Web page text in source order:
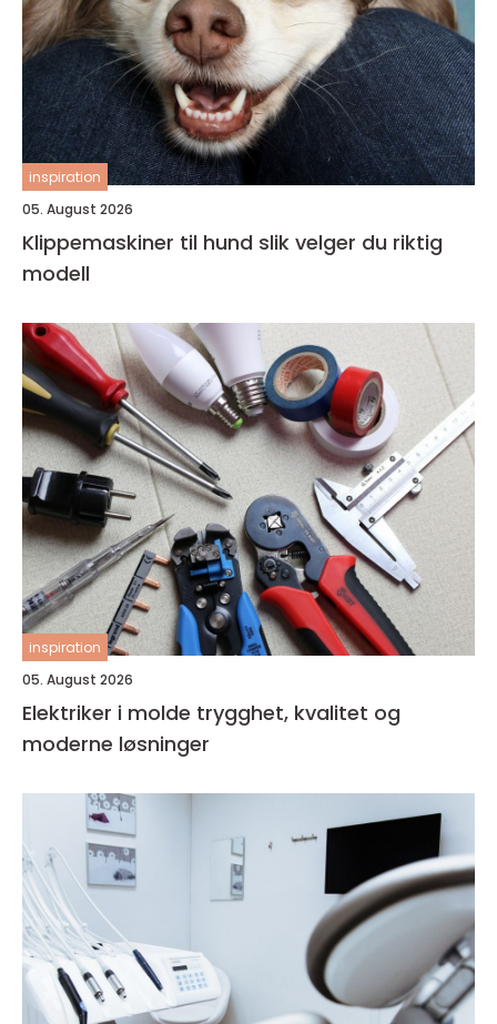
inspiration
05. August 2026
Klippemaskiner til hund slik velger du riktig
modell
inspiration
05. August 2026
Elektriker i molde trygghet, kvalitet og
moderne løsninger